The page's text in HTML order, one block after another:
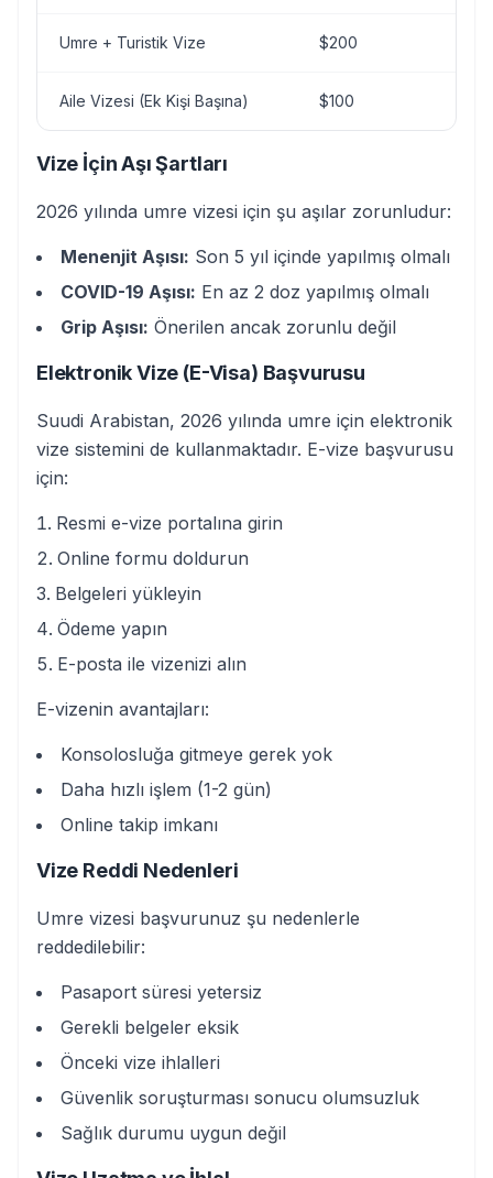
Umre + Turistik Vize $200
Aile Vizesi (Ek Kişi Başına) $100
Vize İçin Aşı Şartları
2026 yılında umre vizesi için şu aşılar zorunludur:
Menenjit Aşısı: Son 5 yıl içinde yapılmış olmalı
COVID-19 Aşısı: En az 2 doz yapılmış olmalı
Grip Aşısı: Önerilen ancak zorunlu değil
Elektronik Vize (E-Visa) Başvurusu
Suudi Arabistan, 2026 yılında umre için elektronik
vize sistemini de kullanmaktadır. E-vize başvurusu
için:
Resmi e-vize portalına girin
Online formu doldurun
Belgeleri yükleyin
Ödeme yapın
E-posta ile vizenizi alın
E-vizenin avantajları:
Konsolosluğa gitmeye gerek yok
Daha hızlı işlem (1-2 gün)
Online takip imkanı
Vize Reddi Nedenleri
Umre vizesi başvurunuz şu nedenlerle
reddedilebilir:
Pasaport süresi yetersiz
Gerekli belgeler eksik
Önceki vize ihlalleri
Güvenlik soruşturması sonucu olumsuzluk
Sağlık durumu uygun değil